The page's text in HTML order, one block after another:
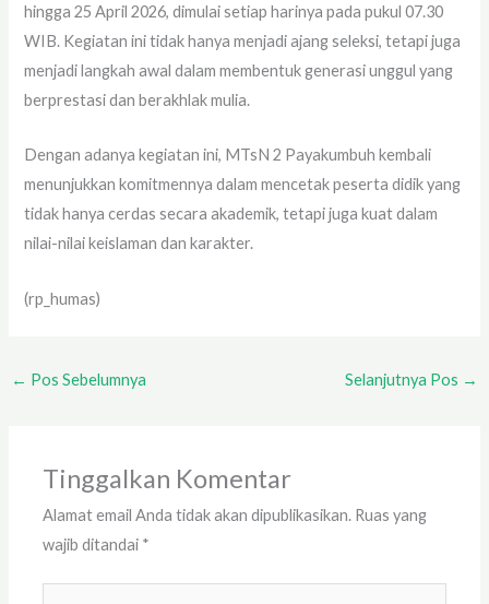
hingga 25 April 2026, dimulai setiap harinya pada pukul 07.30
WIB. Kegiatan ini tidak hanya menjadi ajang seleksi, tetapi juga
menjadi langkah awal dalam membentuk generasi unggul yang
berprestasi dan berakhlak mulia.
Dengan adanya kegiatan ini, MTsN 2 Payakumbuh kembali
menunjukkan komitmennya dalam mencetak peserta didik yang
tidak hanya cerdas secara akademik, tetapi juga kuat dalam
nilai-nilai keislaman dan karakter.
(rp_humas)
← Pos Sebelumnya Selanjutnya Pos →
Tinggalkan Komentar
Alamat email Anda tidak akan dipublikasikan. Ruas yang
wajib ditandai *